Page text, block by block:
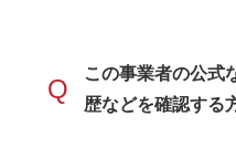
Q
この事業者の公式
歴などを確認する